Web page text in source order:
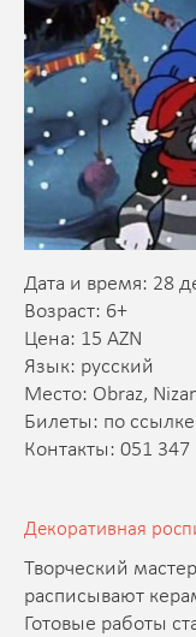
Дата и время: 28
Возраст: 6+
Цена: 15 AZN
Язык: русский
Место: Obraz,
Билеты: по ссылке
Контакты: 051 347
Декоративная
Творческий
расписывают
Готовые работы